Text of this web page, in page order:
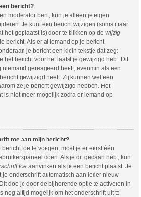
bericht?
moderator bent, kun je alleen je eigen
Je kunt een bericht wijzigen (soms maar
het geplaatst is) door te klikken op de wijzig
bericht. Als er al iemand op je bericht
je bericht een klein tekstje dat zegt
het bericht voor het laatst je gewijzigd hebt. Dit
niemand gereageerd heeft, evenmin als een
gewijzigd heeft. Zij kunnen wel een
ze je bericht gewijzigd hebben. Het
is niet meer mogelijk zodra er iemand op
toe aan mijn bericht?
toe te voegen, moet je er eerst één
doen. Als je dit gedaan hebt, kun
toe aanvinken als je een bericht plaatst. Je
je onderschrift automatisch aan ieder nieuw
doe je door de bijhorende optie te activeren in
nog altijd mogelijk om het onderschrift uit te